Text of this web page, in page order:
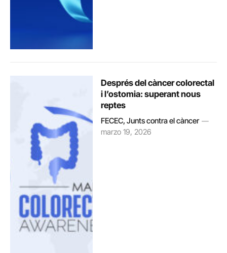
Després del càncer colorectal
i l’ostomia: superant nous
reptes
FECEC, Junts contra el càncer
marzo 19, 2026